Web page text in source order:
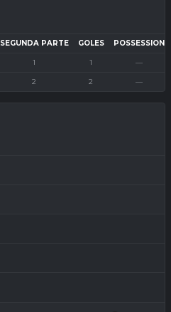
SEGUNDA PARTE GOLES POSSESSION
1 1 —
2 2 —